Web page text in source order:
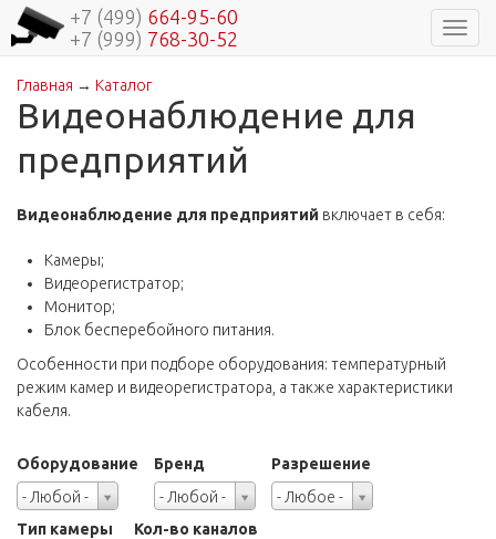
+7 (499) 664-95-60
+7 (999) 768-30-52
Вы здесь
Главная → Каталог
Видеонаблюдение для
предприятий
Видеонаблюдение для предприятий включает в себя:
Камеры;
Видеорегистратор;
Монитор;
Блок бесперебойного питания.
Особенности при подборе оборудования: температурный
режим камер и видеорегистратора, а также характеристики
кабеля.
Оборудование
- Любой -
Оборудование
Бренд
- Любой -
Бренд
Разрешение
- Любое -
Разрешение
Тип камеры
Кол-во каналов